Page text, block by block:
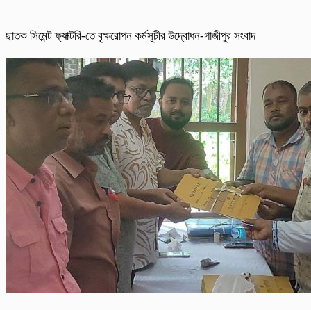
ছাতক সিমেন্ট ফ্যাক্টরি-তে বৃক্ষরোপন কর্মসূচীর উদ্বোধন-গাজীপুর সংবাদ